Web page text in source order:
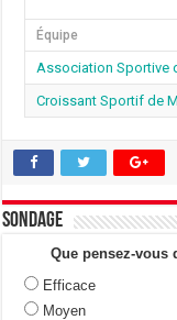
Équipe
Association Sportive
Croissant Sportif de
Sondage
Que pensez-vous
Efficace
Moyen